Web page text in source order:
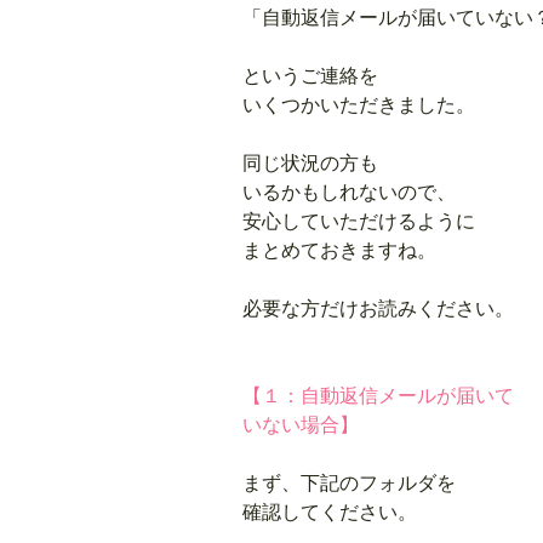
「自動返信メールが届いていない
というご連絡を
いくつかいただきました。
同じ状況の方も
いるかもしれないので、
安心していただけるように
まとめておきますね。
必要な方だけお読みください。
【１：自動返信メールが届いて
いない場合】
まず、下記のフォルダを
確認してください。